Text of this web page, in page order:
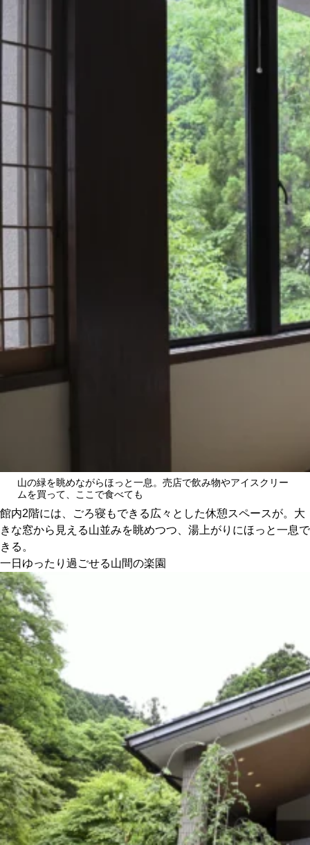
山の緑を眺めながらほっと一息。売店で飲み物やアイスクリー
ムを買って、ここで食べても
館内2階には、ごろ寝もできる広々とした休憩スペースが。大
きな窓から見える山並みを眺めつつ、湯上がりにほっと一息で
きる。
一日ゆったり過ごせる山間の楽園